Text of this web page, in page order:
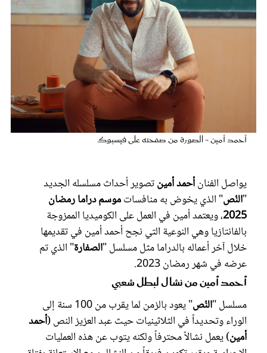
أحمد أمين - الصورة من صفحته على فيسبوك
يواصل الفنانأحمد أمينتصوير أحداث مسلسله الجديد
"النُص" الذي يخوض به منافساتموسم دراما رمضان
2025، ويعتمد أمين في العمل على الكوميديا الممزوجة
بالفانتازيا وهي النوعية التي نجح أحمد أمين في تقديمها
خلال آخر أعماله بالدراما مثل مسلسل "الصفارة" الذي تم
عرضه في شهر رمضان 2023.
أحمد أمين من نشال لبطل شعبي
مسلسل "النُص
" يعود بالزمن لما يقرب من 100 سنة إلى
الوراء وتحديداً في الثلاثينيات حيث عبد العزيز النص (أحمد
أمين) يعمل نشالاً محترفاً ولكنه يتوب عن هذه العمليات
عروس سيدتي
مجلة سيدتي
غلاف رفمي